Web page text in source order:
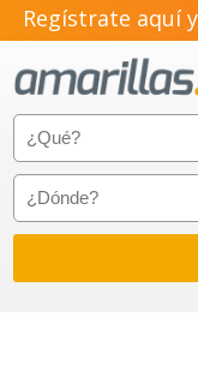
Regístrate aquí